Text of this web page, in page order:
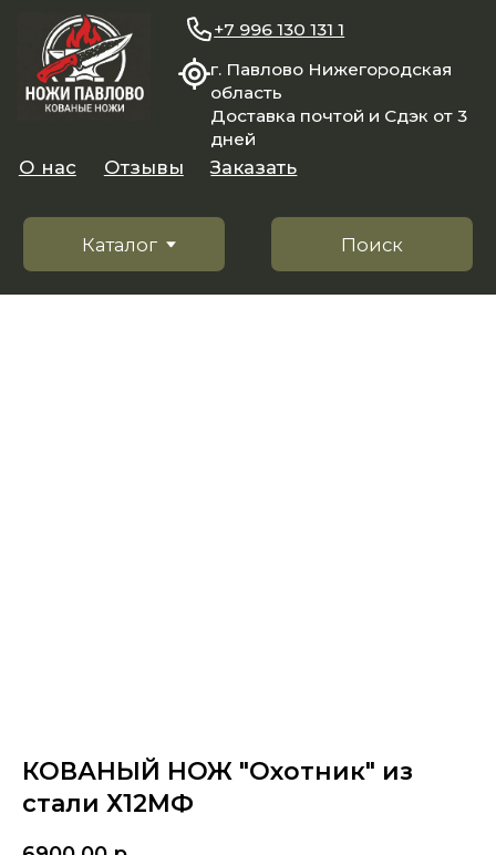
область
Доставка почтой и Сдэк от 3
Поиск
Каталог
Заказать
+7 996 130 131 1
КОВАНЫЙ НОЖ "Охотник" из
стали Х12МФ